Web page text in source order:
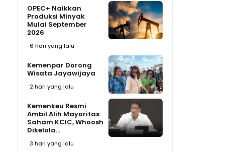
OPEC+ Naikkan
Produksi Minyak
Mulai September
2026
6 hari yang lalu
Kemenpar Dorong
Wisata Jayawijaya
2 hari yang lalu
Kemenkeu Resmi
Ambil Alih Mayoritas
Saham KCIC, Whoosh
Dikelola...
3 hari yang lalu